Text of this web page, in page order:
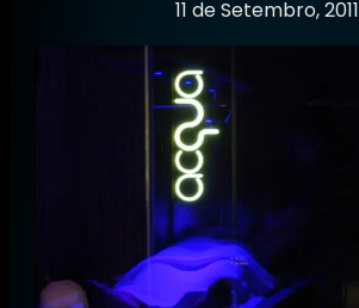
11 de Setembro, 2011